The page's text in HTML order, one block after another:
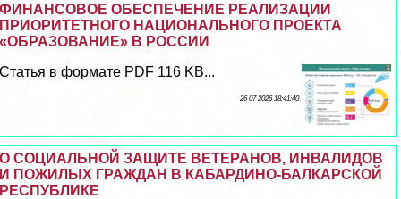
ФИНАНСОВОЕ ОБЕСПЕЧЕНИЕ РЕАЛИЗАЦИИ
ПРИОРИТЕТНОГО НАЦИОНАЛЬНОГО ПРОЕКТА
«ОБРАЗОВАНИЕ» В РОССИИ
Статья в формате PDF 116 KB...
26 07 2026 18:41:40
О СОЦИАЛЬНОЙ ЗАЩИТЕ ВЕТЕРАНОВ, ИНВАЛИДОВ
И ПОЖИЛЫХ ГРАЖДАН В КАБАРДИНО-БАЛКАРСКОЙ
РЕСПУБЛИКЕ